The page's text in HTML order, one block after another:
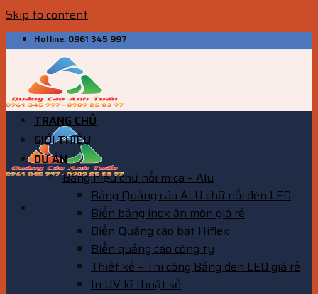
Skip to content
Hotline: 0961 345 997
TRANG CHỦ
GIỚI THIỆU
DỰ ÁN
Bảng hiệu chữ nổi mica – Alu
Bảng Quảng cáo ALU chữ nổi đèn LED
Biển bảng inox ăn mòn giá rẻ
Biển Quảng cáo bạt Hiflex
Biển quảng cáo công ty
Thiết kế – Thi công Bảng đèn LED giá rẻ
In UV kĩ thuật số